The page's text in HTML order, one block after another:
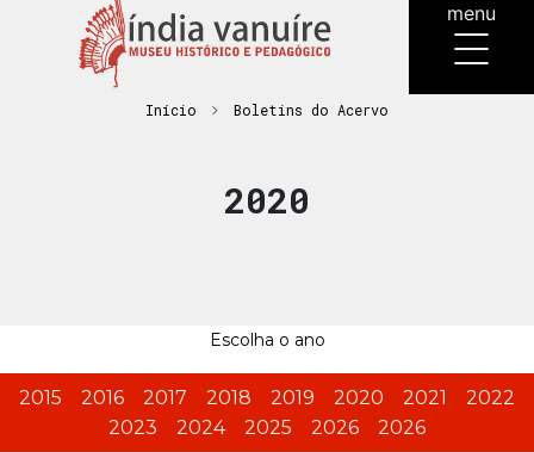
menu
Início Boletins do Acervo
2020
Escolha o ano
2015 2016 2017 2018 2019 2020 2021
2022
2023
2024 2025 2026 2026